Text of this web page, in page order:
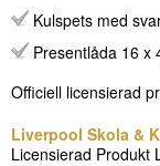
Kulspets med
Presentlåda 16 x
Officiell licensierad
Liverpool Skola &
Licensierad Produkt